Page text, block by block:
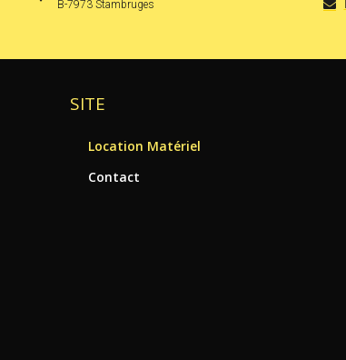
B-7973 Stambruges
SITE
Location Matériel
Contact